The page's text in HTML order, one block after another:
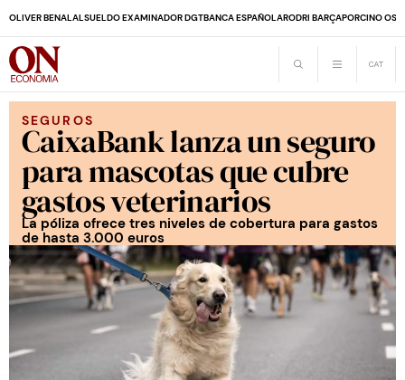
OLIVER BENALALSUELDO EXAMINADOR DGTBANCA ESPAÑOLARODRI BARÇAPORCINO
SEGUROS
CaixaBank lanza un seguro
para mascotas que cubre
gastos veterinarios
La póliza ofrece tres niveles de cobertura para gastos
de hasta 3.000 euros